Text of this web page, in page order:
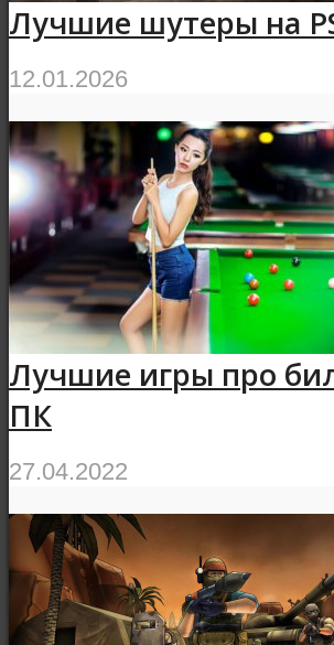
Лучшие шутеры на
12.01.2026
Лучшие игры про
ПК
27.04.2022